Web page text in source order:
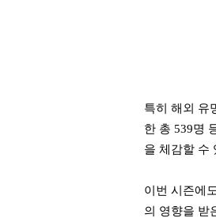
특히 해외 유
한 총 539명
을 체감할 수
이번 시즌에
의 영향을 받